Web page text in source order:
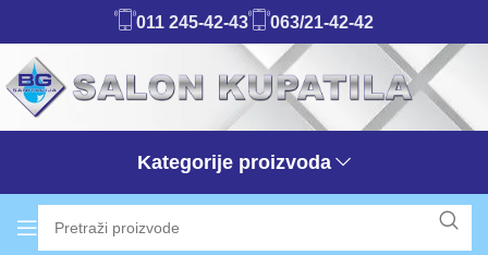
011 245-42-43 063/21-42-42
Kategorije proizvoda